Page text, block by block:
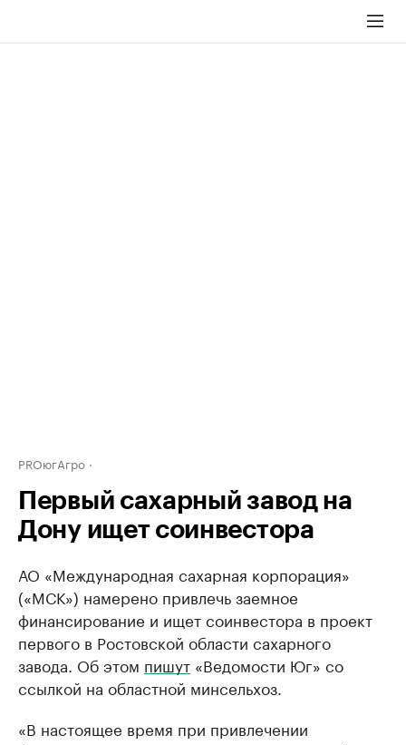
PROюгАгро
Первый сахарный завод на
Дону ищет соинвестора
АО «Международная сахарная корпорация»
(«МСК») намерено привлечь заемное
финансирование и ищет соинвестора в проект
первого в Ростовской области сахарного
завода. Об этом пишут «Ведомости Юг» со
ссылкой на областной минсельхоз.
«В настоящее время при привлечении